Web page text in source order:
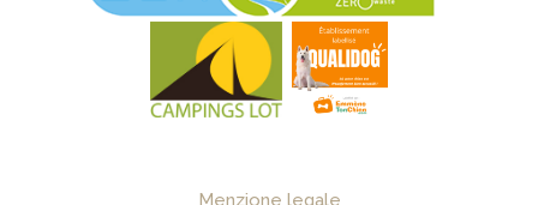
Menzione legale